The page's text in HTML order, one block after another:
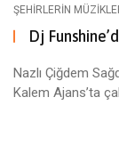
ŞEHIRLERIN
Dj
Nazlı Çiğdem
Kalem Ajans’ta